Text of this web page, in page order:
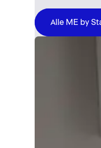
Alle ME by